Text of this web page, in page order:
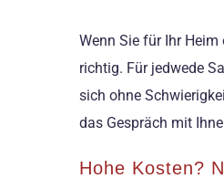
Wenn Sie für Ihr
richtig. Für jedwede
sich ohne
das Gespräch mit
Hohe Kosten?